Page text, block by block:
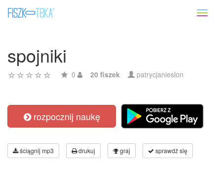
spojniki
0 20 fiszek patrycjanieslon
rozpocznij naukę
ściągnij mp3 drukuj graj sprawdź się